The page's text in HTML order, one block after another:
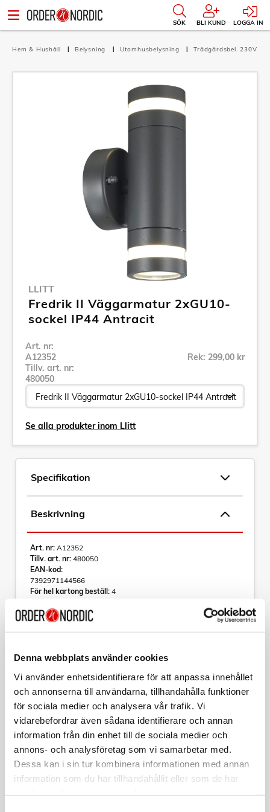
Denna webbplats använder cookies
Vi använder enhetsidentifierare för att anpassa innehållet
och annonserna till användarna, tillhandahålla funktioner
för sociala medier och analysera vår trafik. Vi
vidarebefordrar även sådana identifierare och annan
information från din enhet till de sociala medier och
annons- och analysföretag som vi samarbetar med.
Dessa kan i sin tur kombinera informationen med annan
information som du har tillhandahållit eller som de har
SÖK BLI KUND LOGGA IN
Hem & Hushåll Belysning Utomhusbelysning Trädgårdsbel. 230V
LLITT
Fredrik II Väggarmatur 2xGU10-
sockel IP44 Antracit
Art. nr:
A12352
Tillv. art. nr:
480050
Rek: 299,00 kr
Se alla produkter inom Llitt
Specifikation
Beskrivning
Art. nr: A12352
Tillv. art. nr: 480050
EAN-kod:
7392971144566
För hel kartong beställ: 4
Fredrik II GU10 Antracit
cylinderformade armatur med ett stilrent intryck. Med sina
sken som riktas både upp och ner.
Du erbjuds även här möjligheten att välja vilken ljusstyrka
och färgtemperatur du vill ha och med sin IP44-klassning är
Fredrik II oavsett väder alltid redo för att vara ditt ljus i
mörkret.
Ljusteknisk data
Sockel (typ): GU10
Läs mer
Sortera
Varumärke
Tillbehör Kollektion
6-pack LED GU10 50W Dimbar WarmGlow